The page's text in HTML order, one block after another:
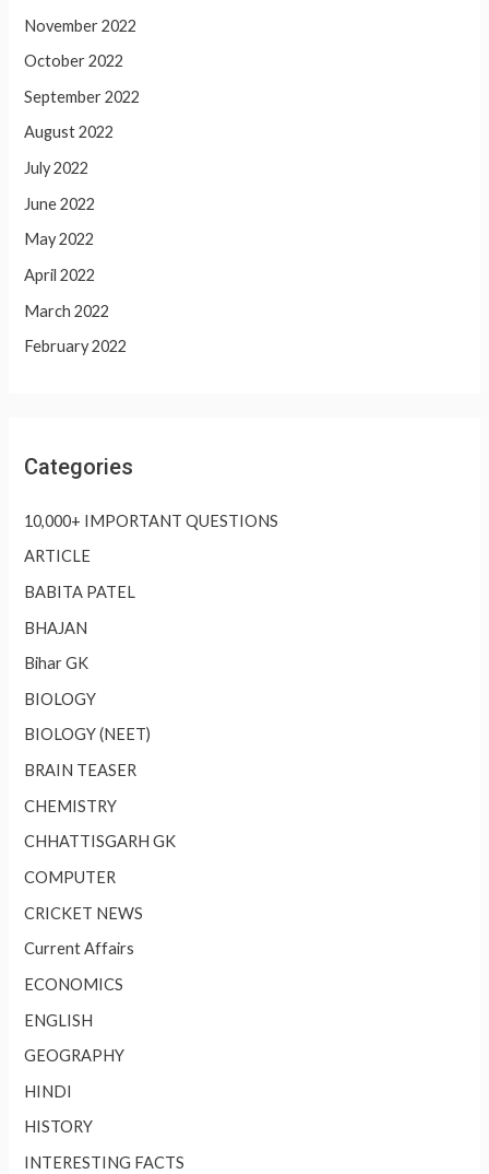
November 2022
October 2022
September 2022
August 2022
July 2022
June 2022
May 2022
April 2022
March 2022
February 2022
Categories
10,000+ IMPORTANT QUESTIONS
ARTICLE
BABITA PATEL
BHAJAN
Bihar GK
BIOLOGY
BIOLOGY (NEET)
BRAIN TEASER
CHEMISTRY
CHHATTISGARH GK
COMPUTER
CRICKET NEWS
Current Affairs
ECONOMICS
ENGLISH
GEOGRAPHY
HINDI
HISTORY
INTERESTING FACTS